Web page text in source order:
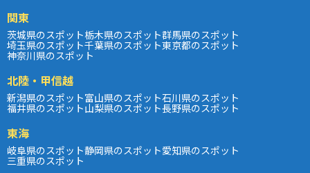
関東
茨城県のスポット栃木県のスポット群馬県のスポット
埼玉県のスポット千葉県のスポット東京都のスポット
神奈川県のスポット
北陸・甲信越
新潟県のスポット富山県のスポット石川県のスポット
福井県のスポット山梨県のスポット長野県のスポット
東海
岐阜県のスポット静岡県のスポット愛知県のスポット
三重県のスポット